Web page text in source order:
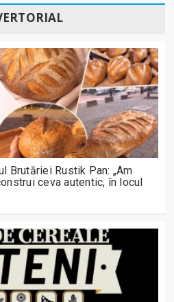
Brutăriei Rustik Pan: „Am
ceva autentic, în locul